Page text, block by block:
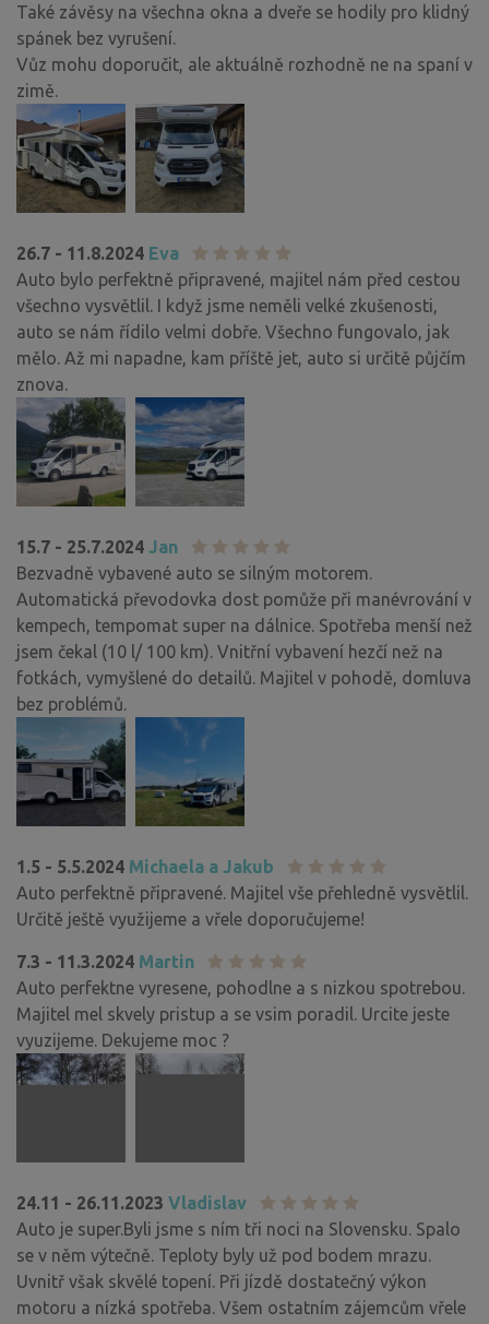
Také závěsy na všechna okna a dveře se hodily pro klidný
spánek bez vyrušení.
Vůz mohu doporučit, ale aktuálně rozhodně ne na spaní v
zimě.
26.7 - 11.8.2024 Eva
Auto bylo perfektně připravené, majitel nám před cestou
všechno vysvětlil. I když jsme neměli velké zkušenosti,
auto se nám řídilo velmi dobře. Všechno fungovalo, jak
mělo. Až mi napadne, kam příště jet, auto si určitě půjčím
znova.
15.7 - 25.7.2024 Jan
Bezvadně vybavené auto se silným motorem.
Automatická převodovka dost pomůže při manévrování v
kempech, tempomat super na dálnice. Spotřeba menší než
jsem čekal (10 l/ 100 km). Vnitřní vybavení hezčí než na
fotkách, vymyšlené do detailů. Majitel v pohodě, domluva
bez problémů.
1.5 - 5.5.2024 Michaela a Jakub
Auto perfektně připravené. Majitel vše přehledně vysvětlil.
Určitě ještě využijeme a vřele doporučujeme!
7.3 - 11.3.2024 Martin
Auto perfektne vyresene, pohodlne a s nizkou spotrebou.
Majitel mel skvely pristup a se vsim poradil. Urcite jeste
vyuzijeme. Dekujeme moc ?
24.11 - 26.11.2023 Vladislav
Auto je super.Byli jsme s ním tři noci na Slovensku. Spalo
se v něm výtečně. Teploty byly už pod bodem mrazu.
Uvnitř však skvělé topení. Při jízdě dostatečný výkon
motoru a nízká spotřeba. Všem ostatním zájemcům vřele